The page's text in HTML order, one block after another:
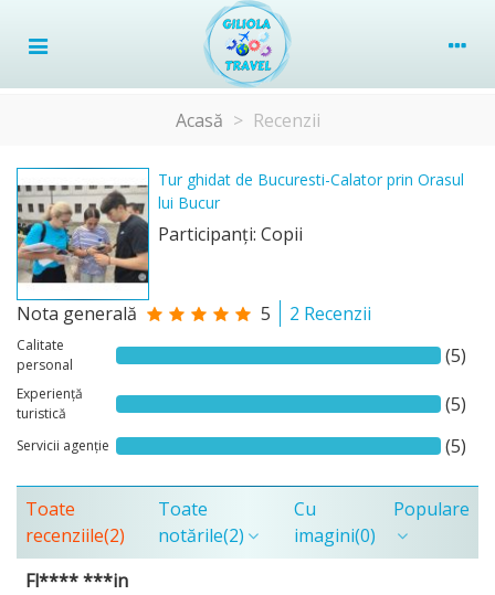
Acasă > Recenzii
Tur ghidat de Bucuresti-Calator prin Orasul
lui Bucur
Participanţi: Copii
Nota generală 5 2 Recenzii
Calitate
personal
(5)
Experiență
turistică
(5)
Servicii agenție (5)
Toate
recenziile(2)
Toate
notările(2)
Cu
imagini(0)
Populare
Fl**** ***in